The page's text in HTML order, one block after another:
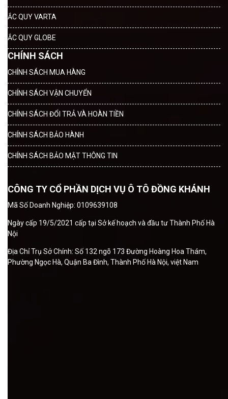
ẮC QUY VARTA
ẮC QUY GLOBE
CHÍNH SÁCH
CHÍNH SÁCH MUA HÀNG
CHÍNH SÁCH VẬN CHUYỂN
CHÍNH SÁCH ĐỔI TRẢ VÀ HOÀN TIỀN
CHÍNH SÁCH BẢO HÀNH
CHÍNH SÁCH BẢO MẬT THÔNG TIN
CÔNG TY CỔ PHẦN DỊCH VỤ Ô TÔ ĐỒNG KHÁNH
Mã Số Doanh Nghiệp: 0109639108
Ngày cấp 19/5/2021 cấp tại Sở kế hoạch và đầu tư Thành Phố Hà
Nội
Địa Chỉ Trụ Sở Chính: Số 132 ngõ 173 Đường Hoàng Hoa Thám,
Phường Ngọc Hà, Quận Ba Đình, Thành Phố Hà Nội, việt Nam